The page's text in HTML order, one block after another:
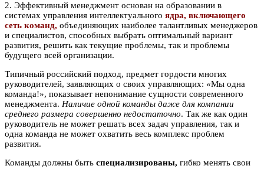
2. Эффективный менеджмент основан на образовании в
системах управления интеллектуального ядра, включающего
сеть команд, объединяющих наиболее талантливых менеджеров
и специалистов, способных выбрать оптимальный вариант
развития, решить как текущие проблемы, так и проблемы
будущего всей организации.
Типичный российский подход, предмет гордости многих
руководителей, заявляющих о своих управляющих: «Мы одна
команда!», показывает непонимание сущности современного
менеджмента. Наличие одной команды даже для компании
среднего размера совершенно недостаточно. Так же как один
руководитель не может решать всех задач управления, так и
одна команда не может охватить весь комплекс проблем
развития.
Команды должны быть специализированы, гибко менять свои